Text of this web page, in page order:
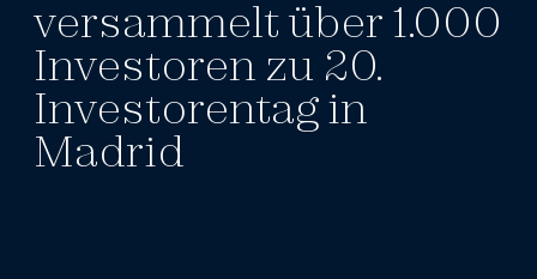
versammelt über 1.000
Investoren zu 20.
Investorentag in
Madrid